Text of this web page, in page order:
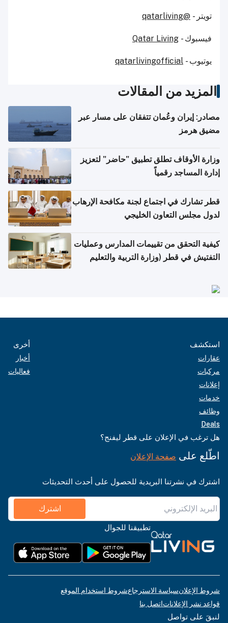
تويتر - @qatarliving
فيسبوك - Qatar Living
يوتيوب - qatarlivingofficial
المزيد من المقالات
مصادر: إيران وعُمان تتفقان على مسار عبر
مضيق هرمز
وزارة الأوقاف تطلق تطبيق "حاضر" لتعزيز
إدارة المساجد رقمياً
قطر تشارك في اجتماع لجنة مكافحة الإرهاب
لدول مجلس التعاون الخليجي
كيفية التحقق من تقييمات المدارس وعمليات
التفتيش في قطر (وزارة التربية والتعليم
استكشف
عقارات
مركبات
إعلانات
خدمات
وظائف
Deals
أخرى
أخبار
فعاليات
هل ترغب في الإعلان على قطر ليفنج؟
اطّلع على صفحة الإعلان
اشترك في نشرتنا البريدية للحصول على أحدث التحديثات
اشترك
تطبيقنا للجوال
شروط الإعلانسياسة الاسترجاعشروط استخدام الموقع
قواعد نشر الإعلاناتاتصل بنا
لنبقَ على تواصل